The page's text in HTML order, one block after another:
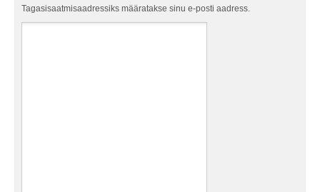
Tagasisaatmisaadressiks määratakse sinu e-posti aadress.